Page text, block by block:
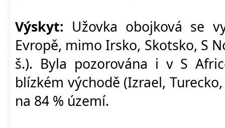
Výskyt: Užovka obojková se
Evropě, mimo Irsko, Skotsko, S
š.). Byla pozorována i v S
blízkém východě (Izrael,
na 84 % území.